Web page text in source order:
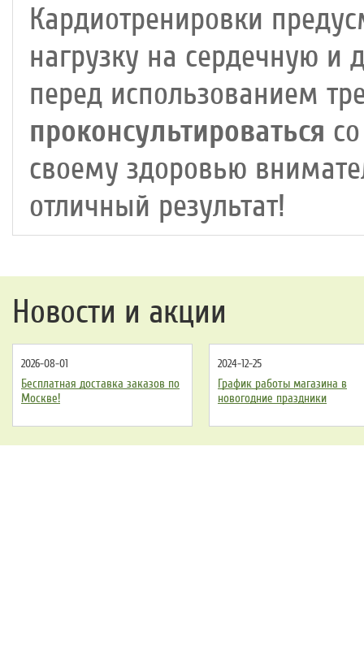
Кардиотренировки
нагрузку на сердечную и
перед использованием
проконсультироваться
своему здоровью
отличный результат!
Новости и акции
2026-08-01
Бесплатная доставка заказов по
Москве!
2024-12-25
График работы магазина в
новогодние праздники